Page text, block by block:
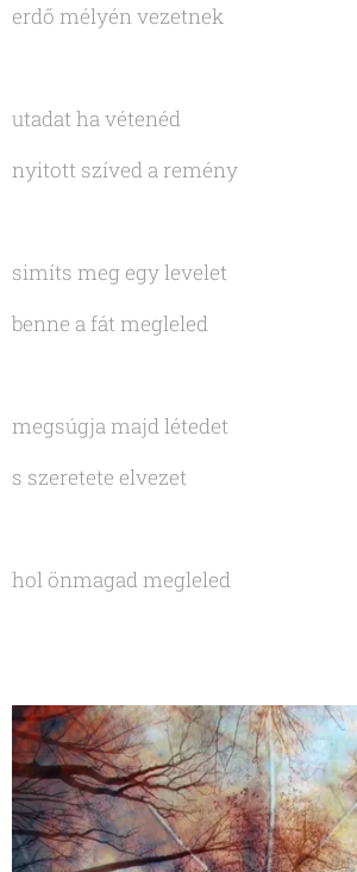
erdő mélyén vezetnek
utadat ha vétenéd
nyitott szíved a remény
simíts meg egy levelet
benne a fát megleled
megsúgja majd létedet
s szeretete elvezet
hol önmagad megleled